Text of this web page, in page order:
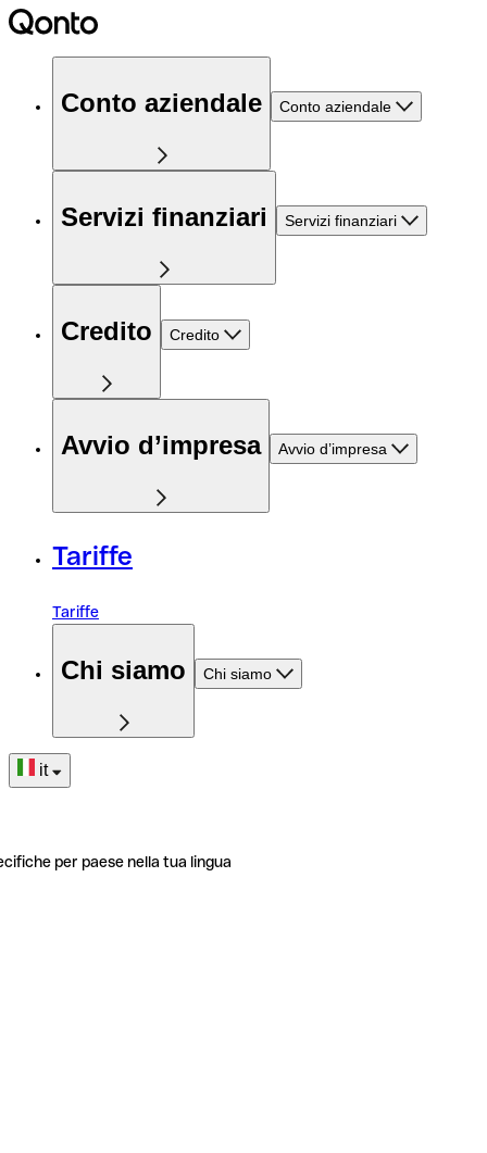
Conto aziendale Conto aziendale
Servizi finanziari Servizi finanziari
Credito Credito
Avvio d’impresa Avvio d’impresa
Tariffe
Tariffe
Chi siamo Chi siamo
it
per paese nella tua lingua